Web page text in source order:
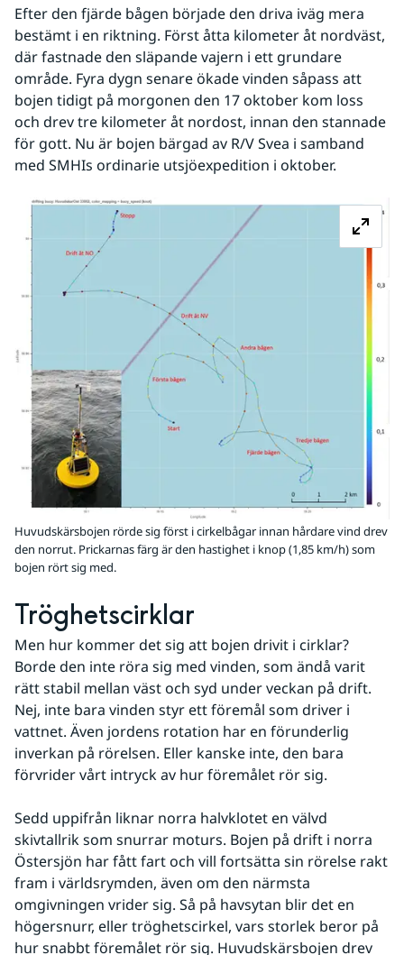
Efter den fjärde bågen började den driva iväg mera
bestämt i en riktning. Först åtta kilometer åt nordväst,
där fastnade den släpande vajern i ett grundare
område. Fyra dygn senare ökade vinden såpass att
bojen tidigt på morgonen den 17 oktober kom loss
och drev tre kilometer åt nordost, innan den stannade
för gott. Nu är bojen bärgad av R/V Svea i samband
med SMHIs ordinarie utsjöexpedition i oktober.
Huvudskärsbojen rörde sig först i cirkelbågar innan hårdare vind drev
den norrut. Prickarnas färg är den hastighet i knop (1,85 km/h) som
bojen rört sig med.
Tröghetscirklar
Men hur kommer det sig att bojen drivit i cirklar?
Borde den inte röra sig med vinden, som ändå varit
rätt stabil mellan väst och syd under veckan på drift.
Nej, inte bara vinden styr ett föremål som driver i
vattnet. Även jordens rotation har en förunderlig
inverkan på rörelsen. Eller kanske inte, den bara
förvrider vårt intryck av hur föremålet rör sig.
Sedd uppifrån liknar norra halvklotet en välvd
skivtallrik som snurrar moturs. Bojen på drift i norra
Östersjön har fått fart och vill fortsätta sin rörelse rakt
fram i världsrymden, även om den närmsta
omgivningen vrider sig. Så på havsytan blir det en
högersnurr, eller tröghetscirkel, vars storlek beror på
hur snabbt föremålet rör sig. Huvudskärsbojen drev